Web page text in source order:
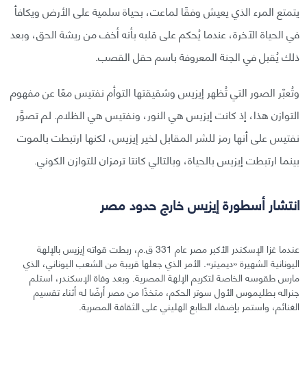
يتمتع المرء الذي يعيش وفقًا لماعت، بحياة سلمية على الأرض ويكافأ
في الحياة الآخرة، عندما يُحكم على قلبه بأنه أخف من ريشة الحق، وبعد
ذلك يُقبل في الجنة المعروفة باسم حقل القصب.
وتُعبّر الصور التي تُظهر إيزيس وشقيقتها التوأم نفتيس معًا عن مفهوم
التوازن هذا، إذ كانت إيزيس هي النور، ونفتيس هي الظلام. لم تصوَّر
نفتيس على أنها رمز للشر المقابل لخير إيزيس، لكنها ارتبطت بالموت
بينما ارتبطت إيزيس بالحياة، وبالتالي كانتا ترمزان للتوازن الكوني.
انتشار أسطورة إيزيس خارج حدود مصر
عندما غزا الإسكندر الأكبر مصر عام 331 ق.م، ربطت قواته إيزيس بالإلهة
اليونانية الشهيرة «ديميتر». الأمر الذي جعلها قريبة من الشعب اليوناني، الذي
مارس طقوسه الخاصة لتكريم الإلهة المصرية. وبعد وفاة الإسكندر، استلم
جنراله بطليموس الأول سوتر الحكم، متخذًا من مصر أرضًا له أثناء تقسيم
الغنائم، واستمر بإضفاء الطابع الهليني على الثقافة المصرية.